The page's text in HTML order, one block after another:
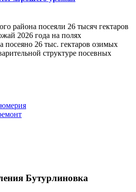
района посеяли 26 тысяч гектаров
2026 года на полях
посеяно 26 тыс. гектаров озимых
структуре посевных
Бутурлиновка